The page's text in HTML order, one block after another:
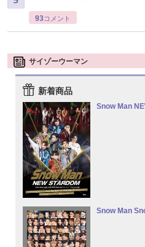
93コメント
サイゾーウーマン
新着商品
Snow Man
Snow Man